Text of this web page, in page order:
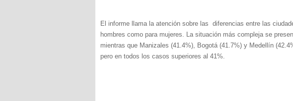
El informe llama la atención sobre las diferencias entre las
hombres como para mujeres. La situación más compleja se
mientras que Manizales (41.4%), Bogotá (41.7%) y Medellín
pero en todos los casos superiores al 41%.